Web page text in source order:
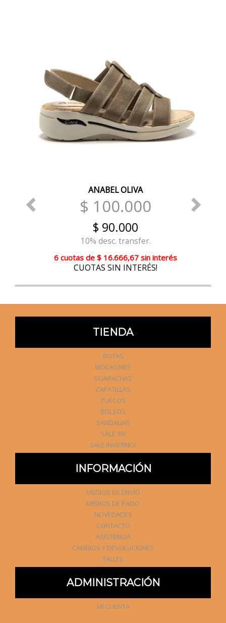
ANABEL OLIVA
$ 100.000
$ 90.000
10% desc. transfer.
6 cuotas de $ 16.666,67 sin interés
CUOTAS SIN INTERÉS!
TIENDA
BOTAS
MOCASINES
GUARACHAS
ZAPATILLAS
ZUECOS
BOLSOS
SANDALIAS
SALE 36!
SALE INVIERNO!
INFORMACIÓN
MEDIOS DE ENVÍO
MEDIOS DE PAGO
NOVEDADES
CONTACTO
ASISTENCIA
CAMBIOS Y DEVOLUCIONES
TALLES
ADMINISTRACIÓN
MI CUENTA